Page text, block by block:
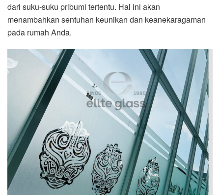
dari suku-suku pribumi tertentu. Hal ini akan
menambahkan sentuhan keunikan dan keanekaragaman
pada rumah Anda.